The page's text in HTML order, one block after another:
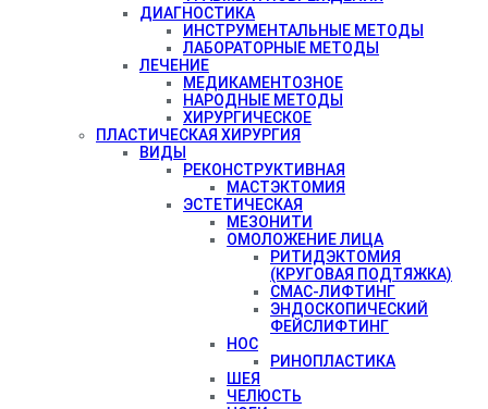
ДИАГНОСТИКА
ИНСТРУМЕНТАЛЬНЫЕ МЕТОДЫ
ЛАБОРАТОРНЫЕ МЕТОДЫ
ЛЕЧЕНИЕ
МЕДИКАМЕНТОЗНОЕ
НАРОДНЫЕ МЕТОДЫ
ХИРУРГИЧЕСКОЕ
ПЛАСТИЧЕСКАЯ ХИРУРГИЯ
ВИДЫ
РЕКОНСТРУКТИВНАЯ
МАСТЭКТОМИЯ
ЭСТЕТИЧЕСКАЯ
МЕЗОНИТИ
ОМОЛОЖЕНИЕ ЛИЦА
РИТИДЭКТОМИЯ
(КРУГОВАЯ ПОДТЯЖКА)
СМАС-ЛИФТИНГ
ЭНДОСКОПИЧЕСКИЙ
ФЕЙСЛИФТИНГ
НОС
РИНОПЛАСТИКА
ШЕЯ
ЧЕЛЮСТЬ